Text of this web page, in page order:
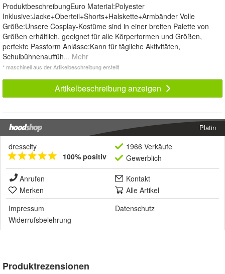
ProduktbeschreibungEuro Material:Polyester
Inklusive:Jacke+Oberteil+Shorts+Halskette+Armbänder Volle
Größe:Unsere Cosplay-Kostüme sind in einer breiten Palette von
Größen erhältlich, geeignet für alle Körperformen und Größen,
perfekte Passform Anlässe:Kann für tägliche Aktivitäten,
Schulbühnenauffüh... Mehr
* maschinell aus der Artikelbeschreibung erstellt
Artikelbeschreibung anzeigen
Platin
dresscity
100% positiv
1966 Verkäufe
Gewerblich
Anrufen
Kontakt
Merken
Alle Artikel
Impressum
Datenschutz
Widerrufsbelehrung
Produktrezensionen